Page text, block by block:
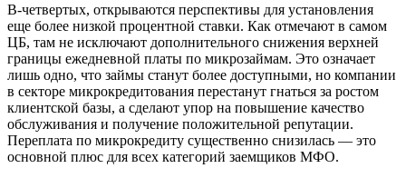
В-четвертых, открываются перспективы для установления
еще более низкой процентной ставки. Как отмечают в самом
ЦБ, там не исключают дополнительного снижения верхней
границы ежедневной платы по микрозаймам. Это означает
лишь одно, что займы станут более доступными, но компании
в секторе микрокредитования перестанут гнаться за ростом
клиентской базы, а сделают упор на повышение качество
обслуживания и получение положительной репутации.
Переплата по микрокредиту существенно снизилась — это
основной плюс для всех категорий заемщиков МФО.